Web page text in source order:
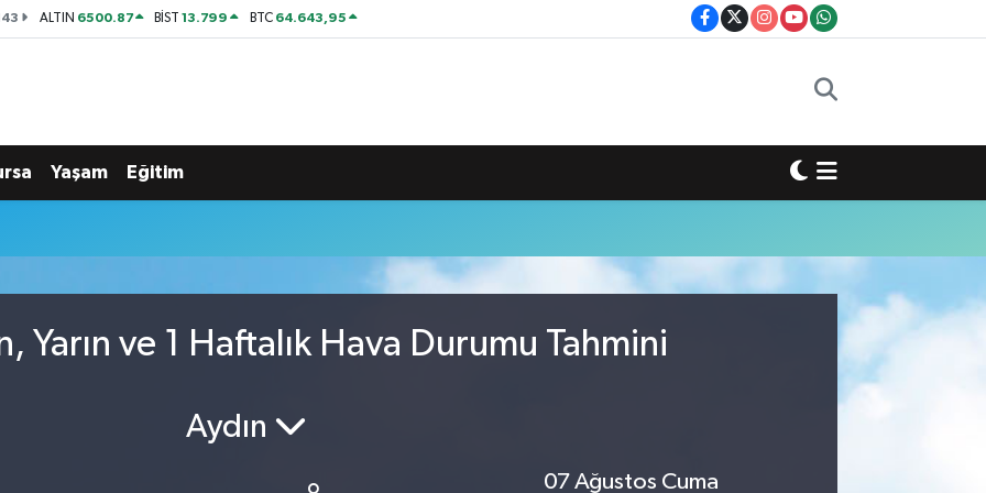
ALTIN 6500.87 BİST13.799 BTC 64.643,95
Yaşam Eğitim
Yarın ve 1 Haftalık Hava Durumu Tahmini
Aydın
07 Ağustos Cuma